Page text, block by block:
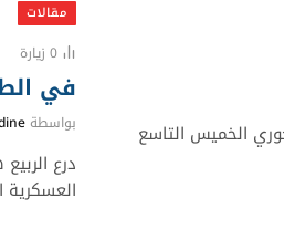
الخميس التاسع
مقالات
0 زيارة
في
بواسطة
درع